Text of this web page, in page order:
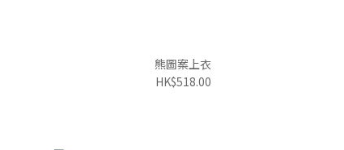
熊圖案上衣
HK$518.00